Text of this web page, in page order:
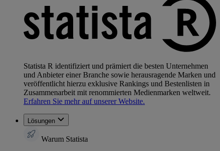
Statista R identifiziert und prämiert die besten Unternehmen
und Anbieter einer Branche sowie herausragende Marken und
veröffentlicht hierzu exklusive Rankings und Bestenlisten in
Zusammenarbeit mit renommierten Medienmarken weltweit.
Erfahren Sie mehr auf unserer Website.
Lösungen
Warum Statista